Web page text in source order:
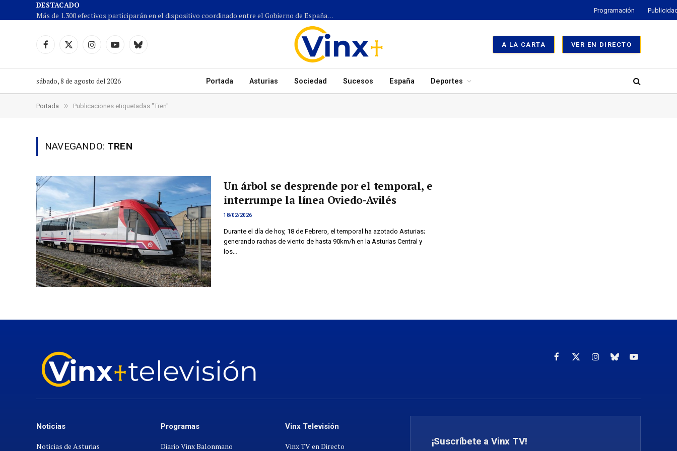
DESTACADO
Más de 1.300 efectivos participarán en el dispositivo coordinado entre el Gobierno de España, el Principado de Asturias y los ayuntamientos para el eclipse del 12 de agosto
Programación
Facebook
X
InstagramYouTubeCielo
A LA CARTA VER EN DIRECTO
sábado, 8 de agosto del 2026 Portada Asturias Sociedad Sucesos España Deportes
Portada » Publicaciones etiquetadas "Tren"
NAVEGANDO: TREN
Un árbol se desprende por el temporal, e
interrumpe la línea Oviedo-Avilés
18/02/2026
Durante el día de hoy, 18 de Febrero, el temporal ha azotado Asturias;
generando rachas de viento de hasta 90km/h en la Asturias Central y
los…
Facebook
X
Instagram
Cielo YouTube
Noticias
Noticias de Asturias
Programas
Diario Vinx Balonmano
Vinx Televisión
Vinx TV en Directo ¡Suscríbete a Vinx TV!